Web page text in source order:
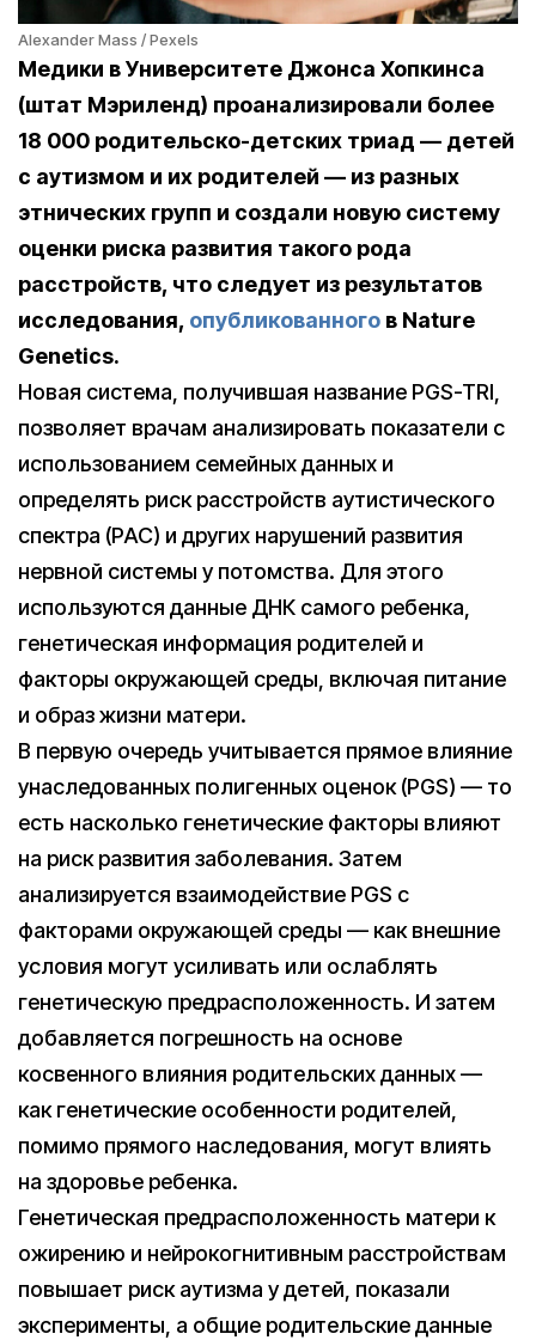
Alexander Mass / Pexels
Медики в Университете Джонса Хопкинса
(штат Мэриленд) проанализировали более
18 000 родительско-детских триад — детей
с аутизмом и их родителей — из разных
этнических групп и создали новую систему
оценки риска развития такого рода
расстройств, что следует из результатов
исследования, опубликованного в Nature
Genetics.
Новая система, получившая название PGS-TRI,
позволяет врачам анализировать показатели с
использованием семейных данных и
определять риск расстройств аутистического
спектра (РАС) и других нарушений развития
нервной системы у потомства. Для этого
используются данные ДНК самого ребенка,
генетическая информация родителей и
факторы окружающей среды, включая питание
и образ жизни матери.
В первую очередь учитывается прямое влияние
унаследованных полигенных оценок (PGS) — то
есть насколько генетические факторы влияют
на риск развития заболевания. Затем
анализируется взаимодействие PGS с
факторами окружающей среды — как внешние
условия могут усиливать или ослаблять
генетическую предрасположенность. И затем
добавляется погрешность на основе
косвенного влияния родительских данных —
как генетические особенности родителей,
помимо прямого наследования, могут влиять
на здоровье ребенка.
Генетическая предрасположенность матери к
ожирению и нейрокогнитивным расстройствам
повышает риск аутизма у детей, показали
эксперименты, а общие родительские данные